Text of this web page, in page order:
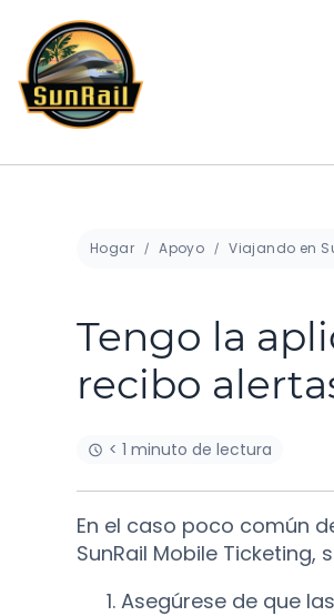
contenido
Hogar Apoyo Viajando en
Tengo la
recibo
< 1 minuto de lectura
En el caso poco común
SunRail Mobile
Asegúrese de que